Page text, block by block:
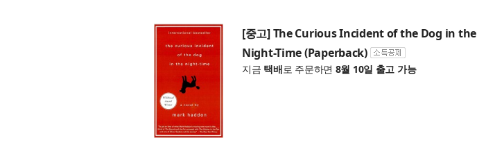
[중고] The Curious Incident of the Dog in the
Night-Time (Paperback)
지금 택배로 주문하면 8월 10일 출고 가능